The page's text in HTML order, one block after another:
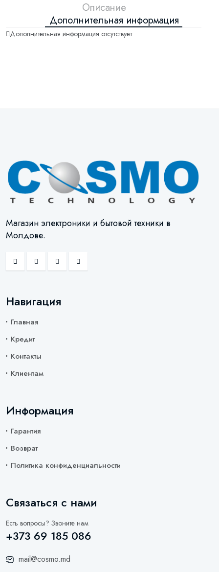
Описание
Дополнительная информация
Дополнительная информация отсутствует
Магазин электроники и бытовой техники в
Молдове.
Навигация
Главная
Кредит
Контакты
Клиентам
Информация
Гарантия
Возврат
Политика конфиденциальности
Связаться с нами
Есть вопросы? Звоните нам
+373 69 185 086
mail@cosmo.md